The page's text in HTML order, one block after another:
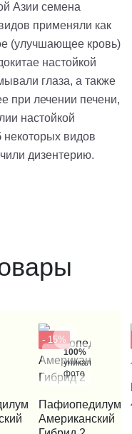
Азии семена
применяли как
(улучшающее кровь)
настойкой
глаза, а также
при лечении печени,
настойкой
некоторых видов
дизентерию.
- 15%
100%
уникальные
фото
КУПИТЬ В 1 КЛИК
Пафиопедилум
Американский